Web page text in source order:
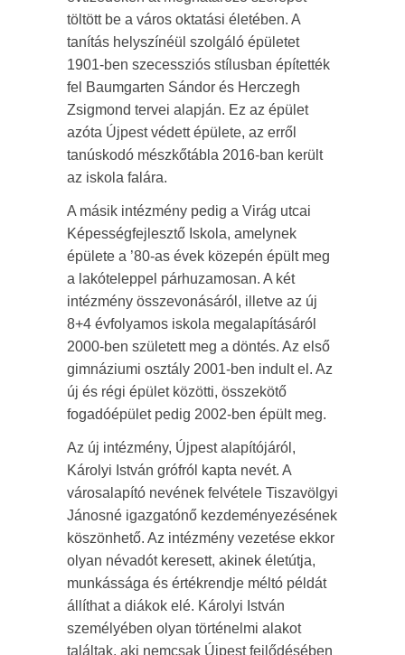
töltött be a város oktatási életében. A
tanítás helyszínéül szolgáló épületet
1901-ben szecessziós stílusban építették
fel Baumgarten Sándor és Herczegh
Zsigmond tervei alapján. Ez az épület
azóta Újpest védett épülete, az erről
tanúskodó mészkőtábla 2016-ban került
az iskola falára.
A másik intézmény pedig a Virág utcai
Képességfejlesztő Iskola, amelynek
épülete a ’80-as évek közepén épült meg
a lakóteleppel párhuzamosan. A két
intézmény összevonásáról, illetve az új
8+4 évfolyamos iskola megalapításáról
2000-ben született meg a döntés. Az első
gimnáziumi osztály 2001-ben indult el. Az
új és régi épület közötti, összekötő
fogadóépület pedig 2002-ben épült meg.
Az új intézmény, Újpest alapítójáról,
Károlyi István grófról kapta nevét. A
városalapító nevének felvétele Tiszavölgyi
Jánosné igazgatónő kezdeményezésének
köszönhető. Az intézmény vezetése ekkor
olyan névadót keresett, akinek életútja,
munkássága és értékrendje méltó példát
állíthat a diákok elé. Károlyi István
személyében olyan történelmi alakot
találtak, aki nemcsak Újpest fejlődésében